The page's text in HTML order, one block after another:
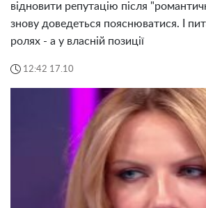
відновити репутацію після
знову доведеться пояснюватися. І
ролях - а у власній позиції
12:42 17.10